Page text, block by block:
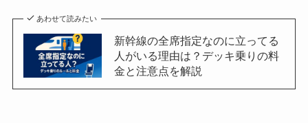
あわせて読みたい
新幹線の全席指定なのに立ってる
人がいる理由は？デッキ乗りの料
金と注意点を解説